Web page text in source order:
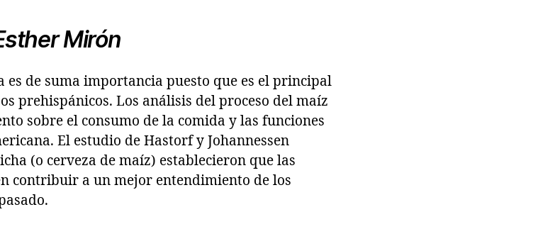
Mirón
es de suma importancia puesto que es el principal
prehispánicos. Los análisis del proceso del maíz
sobre el consumo de la comida y las funciones
El estudio de Hastorf y Johannessen
(o cerveza de maíz) establecieron que las
contribuir a un mejor entendimiento de los